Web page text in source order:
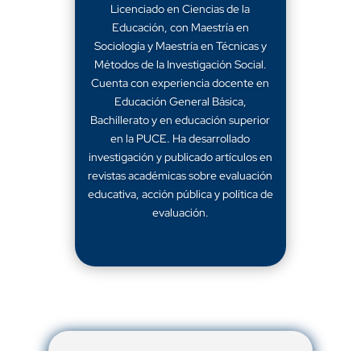
Licenciado en Ciencias de la
Educación, con Maestría en
Sociología y Maestría en Técnicas y
Métodos de la Investigación Social.
Cuenta con experiencia docente en
Educación General Básica,
Bachillerato y en educación superior
en la PUCE. Ha desarrollado
investigación y publicado artículos en
revistas académicas sobre evaluación
educativa, acción pública y política de
evaluación.